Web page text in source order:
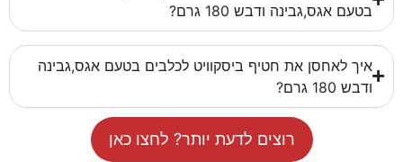
בטעם אגס,גבינה ודבש 180 גרם?
איך לאחסן את חטיף ביסקוויט לכלבים בטעם אגס,גבינה
ודבש 180 גרם?
רוצים לדעת יותר? לחצו כאן